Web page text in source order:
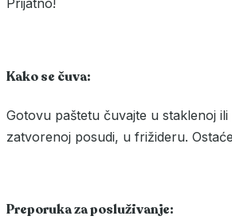
Prijatno!
Kako se čuva:
Gotovu paštetu čuvajte u staklenoj ili
zatvorenoj posudi, u frižideru.
Preporuka za posluživanje: